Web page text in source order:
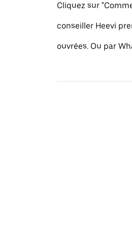
Cliquez sur
conseiller Heevi
ouvrées. Ou par